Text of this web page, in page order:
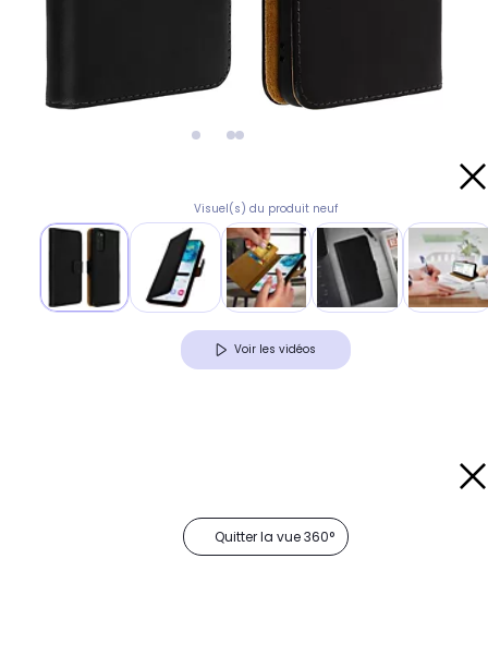
Visuel(s) du produit neuf
Voir les vidéos
Quitter la vue 360°